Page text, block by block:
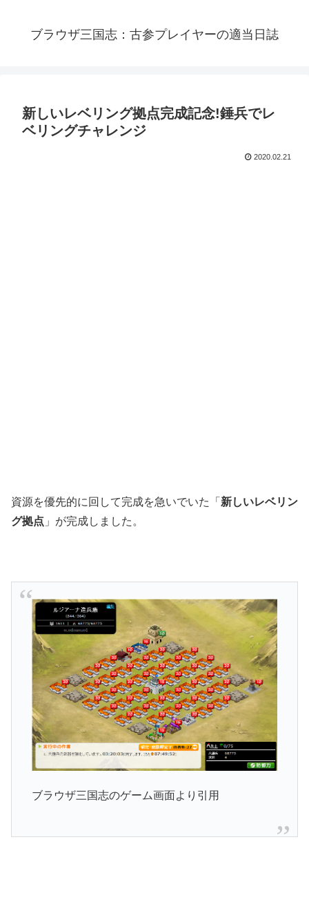
ブラウザ三国志：古参プレイヤーの適当日誌
新しいレベリング拠点完成記念!錘兵でレ
ベリングチャレンジ
2020.02.21
資源を優先的に回して完成を急いでいた「 新しいレベリン
グ拠点 」が完成しました。
ブラウザ三国志のゲーム画面より引用